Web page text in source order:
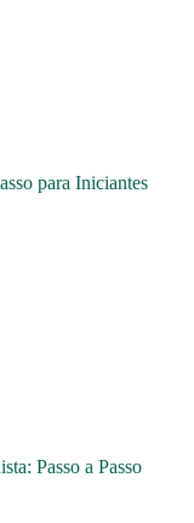
para Iniciantes
Passo a Passo